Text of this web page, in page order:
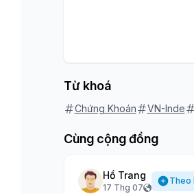
Từ khoá
Chứng Khoán VN-Inde
Cùng cộng đồng
Hồ Trang
17 Thg 07
Theo